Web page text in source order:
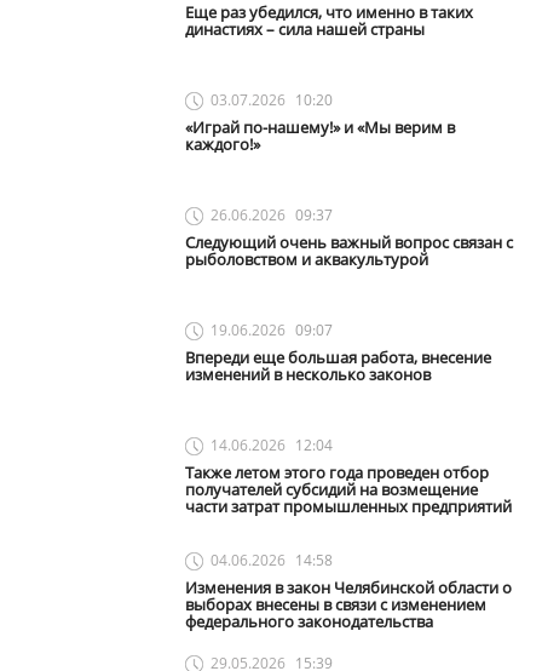
Еще раз убедился, что именно в таких
династиях – сила нашей страны
03.07.2026 10:20
«Играй по-нашему!» и «Мы верим в
каждого!»
26.06.2026 09:37
Следующий очень важный вопрос связан с
рыболовством и аквакультурой
19.06.2026 09:07
Впереди еще большая работа, внесение
изменений в несколько законов
14.06.2026 12:04
Также летом этого года проведен отбор
получателей субсидий на возмещение
части затрат промышленных предприятий
04.06.2026 14:58
Изменения в закон Челябинской области о
выборах внесены в связи с изменением
федерального законодательства
29.05.2026 15:39